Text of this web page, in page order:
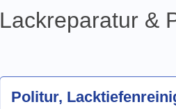
Lackreparatur &
Politur,